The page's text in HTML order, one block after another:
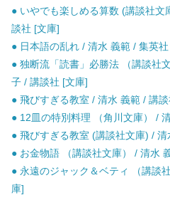
● いやでも楽しめる算数 (講談社
談社 [文庫]
● 日本語の乱れ / 清水 義範 / 集英
● 独断流「読書」必勝法 （講談社
子 / 講談社 [文庫]
● 飛びすぎる教室 / 清水 義範 / 講
● 12皿の特別料理 （角川文庫） /
● 飛びすぎる教室 (講談社文庫) /
● お金物語 （講談社文庫） / 清水
● 永遠のジャック＆ベティ （講談
庫]